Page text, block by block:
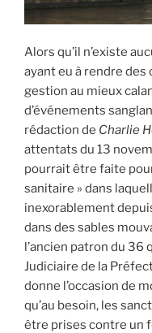
Alors qu’il n’existe
ayant eu à rendre
gestion au mieux
d’événements
rédaction de Charlie
attentats du 13
pourrait être faite
sanitaire » dans
inexorablement
dans des sables
l’ancien patron du 36
Judiciaire de la
donne l’occasion de
qu’au besoin, les
être prises contre un